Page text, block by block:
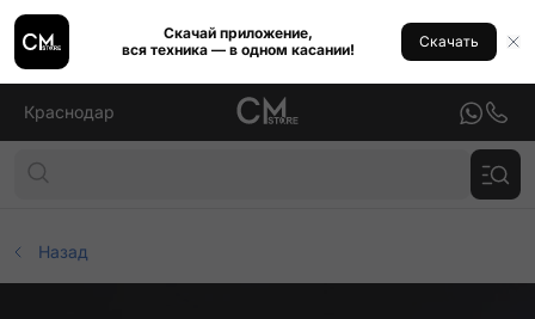
Скачай приложение,
вся техника — в одном касании!
Скачать
Краснодар
Назад